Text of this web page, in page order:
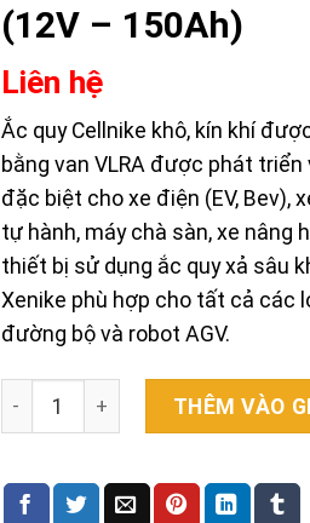
(12V – 150Ah)
Liên hệ
Ắc quy Cellnike khô, kín khí
bằng van VLRA được phát triển
đặc biệt cho xe điện (EV, Bev),
tự hành, máy chà sàn, xe nâng
thiết bị sử dụng ắc quy xả sâu
Xenike phù hợp cho tất cả các
đường bộ và robot AGV.
Ắc quy Cellnike 6-EV-150 (12V -
THÊM VÀO